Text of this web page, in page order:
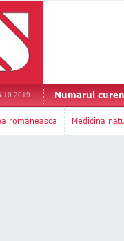
Numarul
romaneasca Medicina